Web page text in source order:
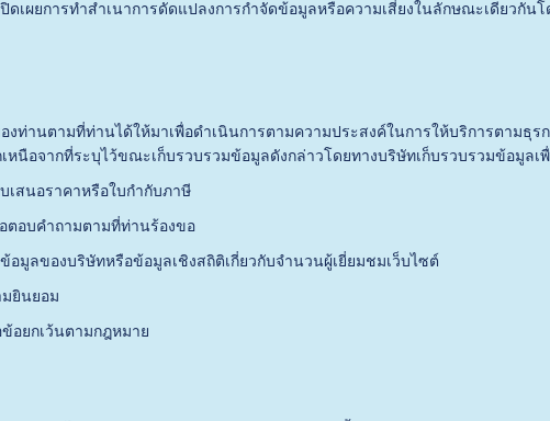
ดเผยการทำสำเนาการดัดแปลงการกำจัดข้อมูลหรือความเสี่ยงในลักษณะเดียวกั
ที่ท่านได้ให้มาเพื่อดำเนินการตามความประสงค์ในการให้บริการตามธุรกร
หนือจากที่ระบุไว้ขณะเก็บรวบรวมข้อมูลดังกล่าวโดยทางบริษัทเก็บรวบรวมข้อมูลเ
อราคาหรือใบกำกับภาษี
คำถามตามที่ท่านร้องขอ
งบริษัทหรือข้อมูลเชิงสถิติเกี่ยวกับจำนวนผู้เยี่ยมชมเว็บไซต์
นยอม
เว้นตามกฎหมาย